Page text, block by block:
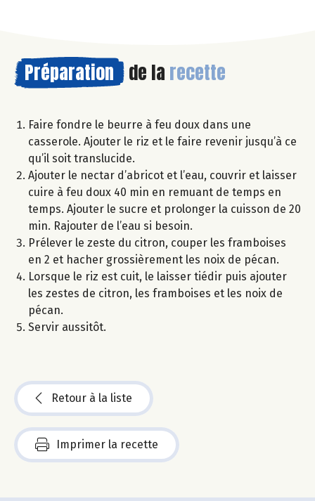
Préparation de la recette
Faire fondre le beurre à feu doux dans une
casserole. Ajouter le riz et le faire revenir jusqu’à ce
qu’il soit translucide.
Ajouter le nectar d’abricot et l’eau, couvrir et laisser
cuire à feu doux 40 min en remuant de temps en
temps. Ajouter le sucre et prolonger la cuisson de 20
min. Rajouter de l’eau si besoin.
Prélever le zeste du citron, couper les framboises
en 2 et hacher grossièrement les noix de pécan.
Lorsque le riz est cuit, le laisser tiédir puis ajouter
les zestes de citron, les framboises et les noix de
pécan.
Servir aussitôt.
Retour à la liste
Imprimer la recette